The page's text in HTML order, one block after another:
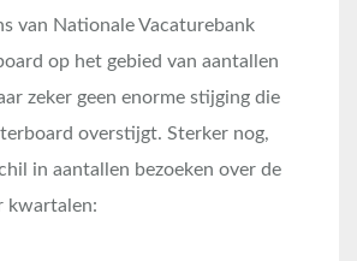
van Nationale Vacaturebank
op het gebied van aantallen
zeker geen enorme stijging die
overstijgt. Sterker nog,
in aantallen bezoeken over de
kwartalen: